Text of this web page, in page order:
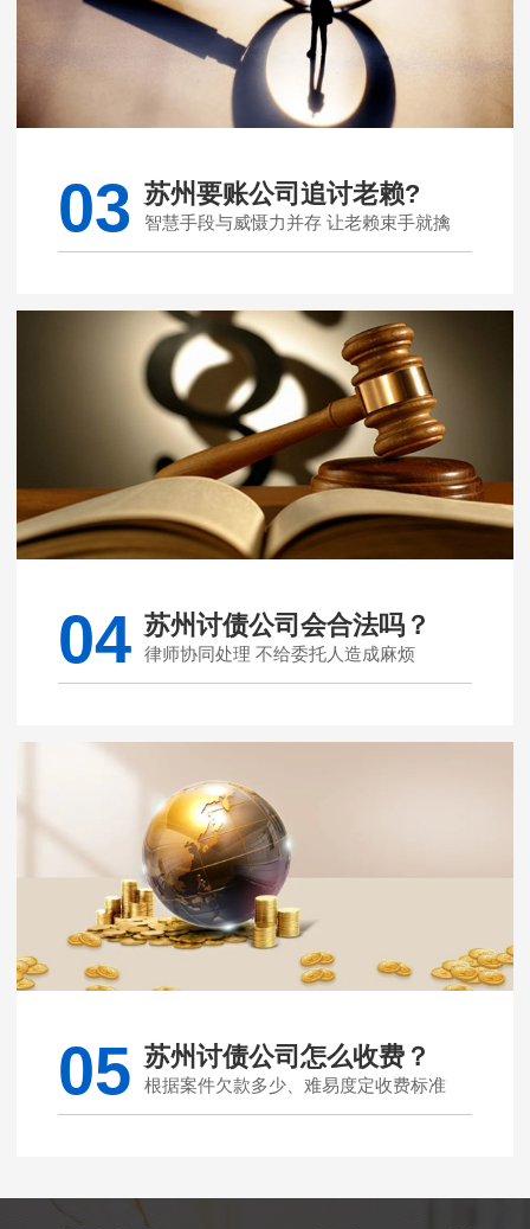
03 苏州要账公司追讨老赖?
智慧手段与威慑力并存 让老赖束手就擒
04 苏州讨债公司会合法吗？
律师协同处理 不给委托人造成麻烦
05 苏州讨债公司怎么收费？
根据案件欠款多少、难易度定收费标准